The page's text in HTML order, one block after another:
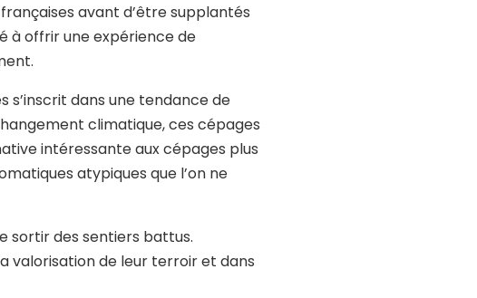
avant d’être supplantés
à offrir une expérience de
s’inscrit dans une tendance de
climatique, ces cépages
intéressante aux cépages plus
atypiques que l’on ne
sortir des sentiers battus.
valorisation de leur terroir et dans